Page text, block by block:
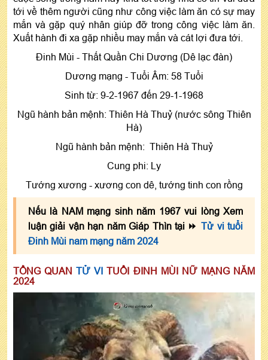
Nữ tuổi Mùi 1967 động thổ làm nhà năm 2024 tốt
hay xấu?
Năm 2024 nữ mạng tuổi 1967 mua xe, mua nhà
tốt không?
Nữ tuổi Đinh Mùi năm 2024 hợp màu nào?
Hướng tốt xuất hành đầu năm
tới về thêm người cũng như công việc làm ăn có sự may
mắn và gặp quý nhân giúp đỡ trong công việc làm ăn.
Xuất hành đi xa gặp nhiều may mắn và cát lợi đưa tới.
Đinh Mùi - Thất Quần Chi Dương (Dê lạc đàn)
Dương mạng - Tuổi Âm: 58 Tuổi
Sinh từ: 9-2-1967 đến 29-1-1968
Ngũ hành bản mệnh: Thiên Hà Thuỷ (nước sông Thiên
Hà)
Ngũ hành bản mệnh: Thiên Hà Thuỷ
Cung phi: Ly
Tướng xương - xương con dê, tướng tinh con rồng
Nếu là NAM mạng sinh năm 1967 vui lòng Xem
luận giải vận hạn năm Giáp Thìn tại ⏩Tử vi tuổi
Đinh Mùi nam mạng năm 2024
TỔNG QUANTỬ VI TUỔI ĐINH MÙI NỮ MẠNG NĂM
2024